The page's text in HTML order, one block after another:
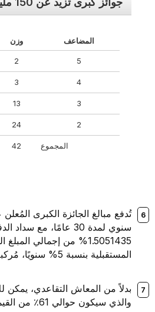
المضاعف وزن
13
24
المجموع 42
تُدفع مبالغ الجائزة الكبرى
سنوي لمدة 30 عامًا، مع
1.5051435% من إجمالي
المستقبلية بنسبة 5% سنويًا، مُركبة سنويًا.
بدلاً من المعاش التقاعدي، يمكن
والذي سيكون حوالي 61٪ من القيمة الاسمية.